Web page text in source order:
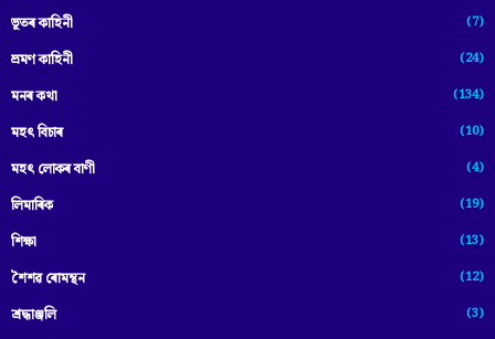
ভূতৰ কাহিনী (7)
ভ্ৰমণ কাহিনী (24)
মনৰ কথা (134)
মহৎ বিচাৰ (10)
মহৎ লোকৰ বাণী (4)
লিমাৰিক (19)
শিক্ষা (13)
শৈশৱ ৰোমন্থন (12)
শ্ৰদ্ধাঞ্জলি (3)